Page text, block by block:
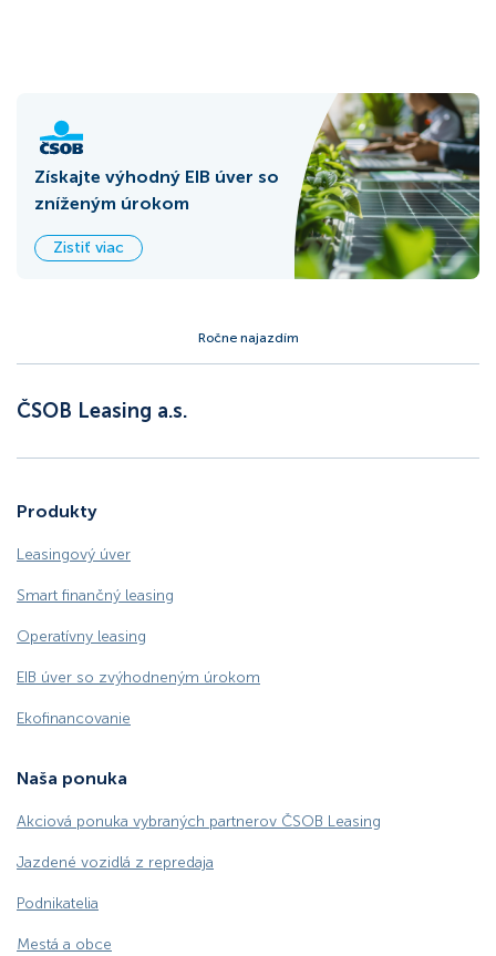
Ročne najazdím
Získajte výhodný EIB úver so
zníženým úrokom
Zistiť viac
ČSOB Leasing a.s.
Produkty
Leasingový úver
Smart finančný leasing
Operatívny leasing
EIB úver so zvýhodneným úrokom
Ekofinancovanie
Naša ponuka
Akciová ponuka vybraných partnerov ČSOB Leasing
Jazdené vozidlá z repredaja
Podnikatelia
Mestá a obce